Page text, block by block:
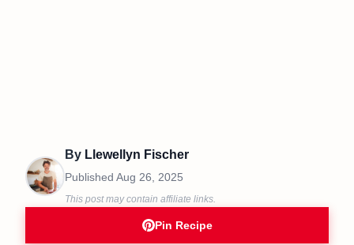
By Llewellyn Fischer
Published Aug 26, 2025
This post may contain affiliate links.
Pin Recipe